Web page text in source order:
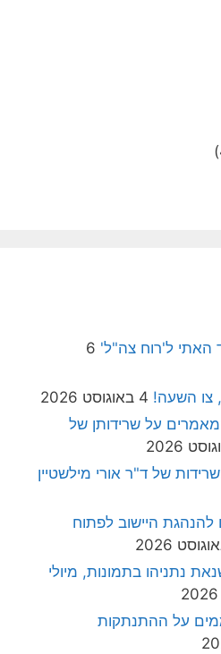
האתי ל'רוח צה"ל' 6
צו השעה! 4 באוגוסט 2026
על שרידותן של
של ד"ר אורי מילשטיין
היישוב לפתוח
נתניהו בתמונות, מיולי
על ההתנתקות